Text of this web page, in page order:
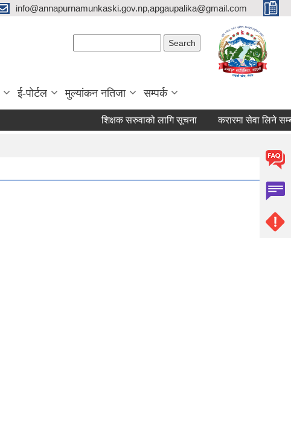
info@annapurnamunkaski.gov.np,apgaupalika@gmail.com
ई-पोर्टल मुल्यांकन नतिजा सम्पर्क
शिक्षक सरुवाको लागि सूचना करारमा सेवा लिने सम्बन्धी